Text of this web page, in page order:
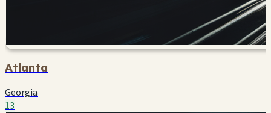
Atlanta
Georgia
13